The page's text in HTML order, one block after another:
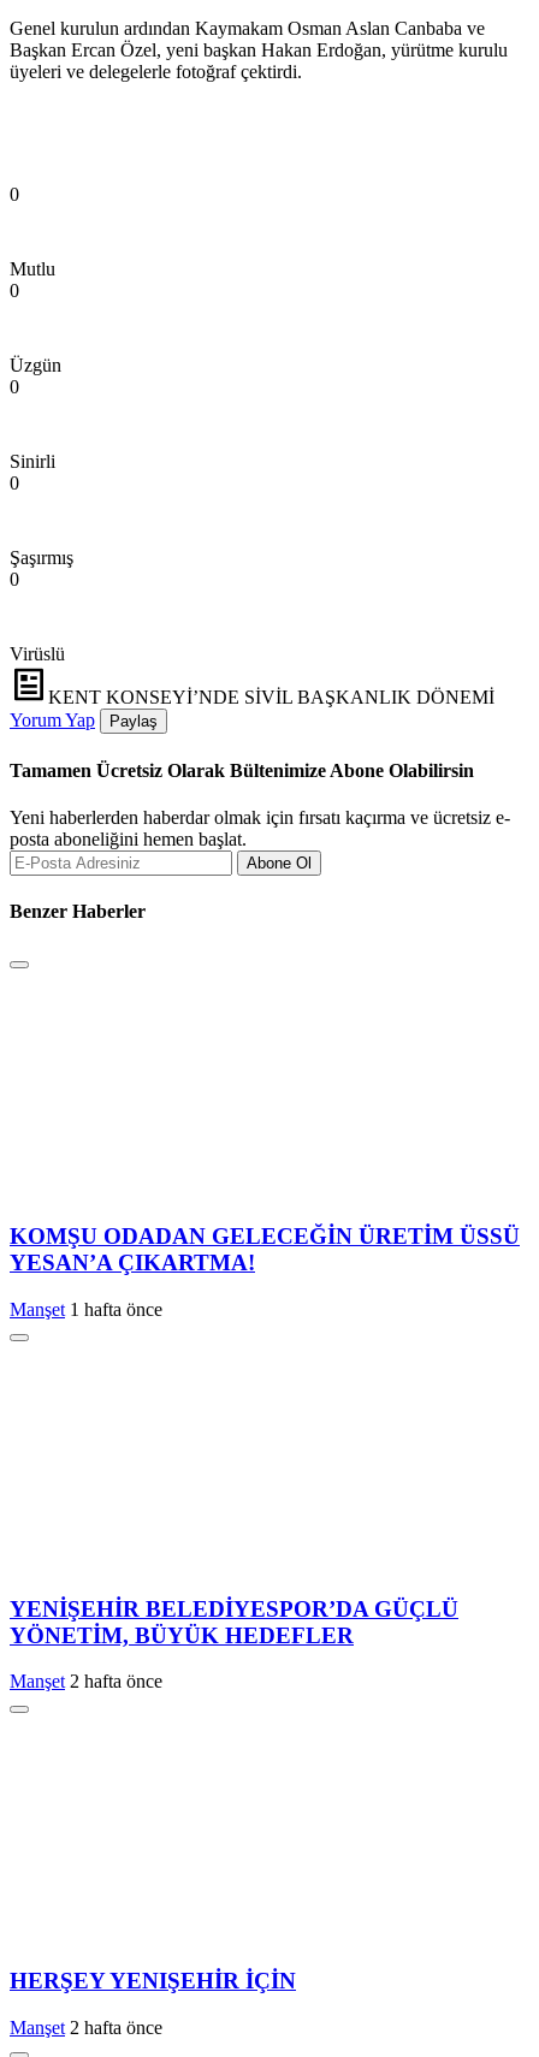
Genel kurulun ardından Kaymakam Osman Aslan Canbaba ve
Başkan Ercan Özel, yeni başkan Hakan Erdoğan, yürütme kurulu
üyeleri ve delegelerle fotoğraf çektirdi.
0
Mutlu
0
Üzgün
0
Sinirli
0
Şaşırmış
0
Virüslü
KENT KONSEYİ’NDE SİVİL BAŞKANLIK DÖNEMİ
Yorum Yap
Paylaş
Tamamen Ücretsiz Olarak Bültenimize Abone Olabilirsin
Yeni haberlerden haberdar olmak için fırsatı kaçırma ve ücretsiz e-
posta aboneliğini hemen başlat.
Abone Ol
Benzer Haberler
KOMŞU ODADAN GELECEĞİN ÜRETİM ÜSSÜ
YESAN’A ÇIKARTMA!
Manşet 1 hafta önce
YENİŞEHİR BELEDİYESPOR’DA GÜÇLÜ
YÖNETİM, BÜYÜK HEDEFLER
Manşet 2 hafta önce
HERŞEY YENIŞEHİR İÇİN
Manşet 2 hafta önce